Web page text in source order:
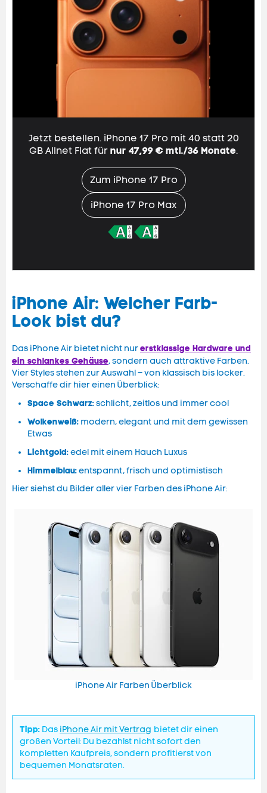
Jetzt bestellen. iPhone 17 Pro mit 40 statt 20
GB Allnet Flat für nur 47,99 € mtl./36 Monate.
Zum iPhone 17 Pro
iPhone 17 Pro Max
iPhone Air: Welcher Farb-
Look bist du?
Das iPhone Air bietet nicht nurerstklassige Hardware und
ein schlankes Gehäuse, sondern auch attraktive Farben.
Vier Styles stehen zur Auswahl – von klassisch bis locker.
Verschaffe dir hier einen Überblick:
Space Schwarz:schlicht, zeitlos und immer cool
Wolkenweiß: modern, elegant und mit dem gewissen
Etwas
Lichtgold:edel mit einem Hauch Luxus
Himmelblau:entspannt, frisch und optimistisch
Hier siehst du Bilder aller vier Farben des iPhone Air:
iPhone Air Farben Überblick
Tipp: Das iPhone Air mit Vertrag bietet dir einen
großen Vorteil: Du bezahlst nicht sofort den
kompletten Kaufpreis, sondern profitierst von
bequemen Monatsraten.